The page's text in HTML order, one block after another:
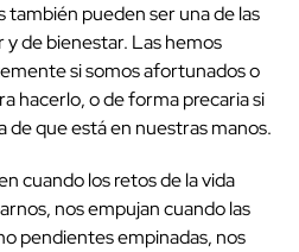
también pueden ser una de las
de bienestar. Las hemos
si somos afortunados o
hacerlo, o de forma precaria si
de que está en nuestras manos.
cuando los retos de la vida
nos empujan cuando las
pendientes empinadas, nos